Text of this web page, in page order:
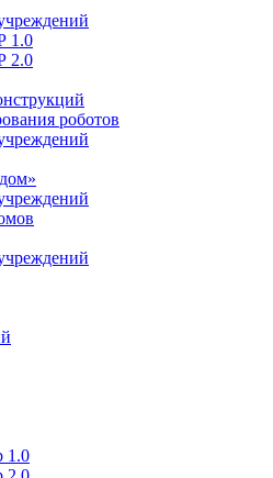
1.0
2.0
роботов
1.0